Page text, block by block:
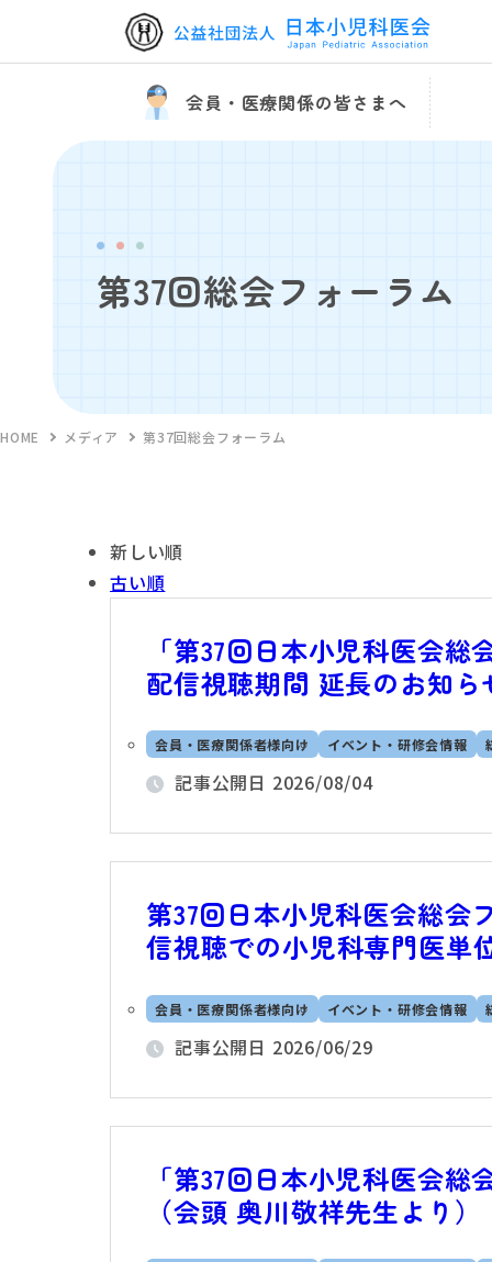
会員・医療関係の皆さまへ
第37回総会フォーラム
HOME メディア 第37回総会フォーラム
新しい順
古い順
「第37回日本小児科医会
配信視聴期間 延長のお知ら
会員・医療関係者様向け イベント・研修会情報
記事公開日 2026/08/04
第37回日本小児科医会総会
信視聴での小児科専門医単
会員・医療関係者様向け イベント・研修会情報
記事公開日 2026/06/29
「第37回日本小児科医会
（会頭 奥川敬祥先生より）